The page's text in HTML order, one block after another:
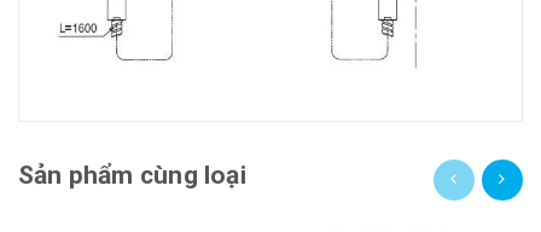
Sản phẩm cùng loại